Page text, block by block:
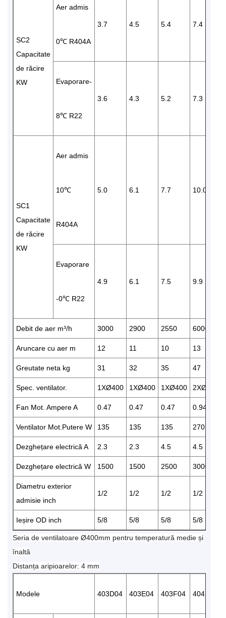
SC2
Capacitate
de răcire
KW
Aer admis
0℃ R404A
3.7 4.5 5.4 7.4
Evaporare-
8℃ R22
3.6 4.3 5.2 7.3
SC1
Capacitate
de răcire
KW
Aer admis
10℃
R404A
5.0 6.1 7.7 10.0
Evaporare
-0℃ R22
4.9 6.1 7.5 9.9
Debit de aer m³/h 3000 2900 2550 6000
Aruncare cu aer m 12 11 10 13
Greutate neta kg 31 32 35 47
Spec. ventilator. 1XØ400 1XØ400 1XØ400 2XØ400
Fan Mot. Ampere A 0.47 0.47 0.47 0.94
Ventilator Mot.Putere W 135 135 135 270
Dezghețare electrică A 2.3 2.3 4.5 4.5
Dezghețare electrică W 1500 1500 2500 3000
Diametru exterior
admisie inch
1/2 1/2 1/2 1/2
Ieșire OD inch 5/8 5/8 5/8 5/8
Seria de ventilatoare Ø400mm pentru temperatură medie și
înaltă
Distanța aripioarelor: 4 mm
Modele 403D04 403E04 403F04 404E04